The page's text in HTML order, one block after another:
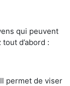
qui peuvent
d’abord :
permet de viser